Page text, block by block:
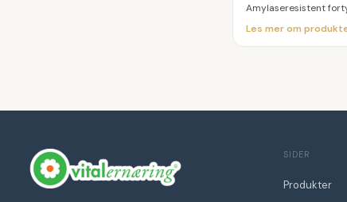
Amylaseresistent
Les mer om
SIDER
Produkter